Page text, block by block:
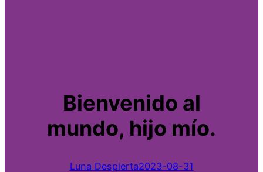
Bienvenido al
mundo, hijo mío.
Luna Despierta2023-08-31